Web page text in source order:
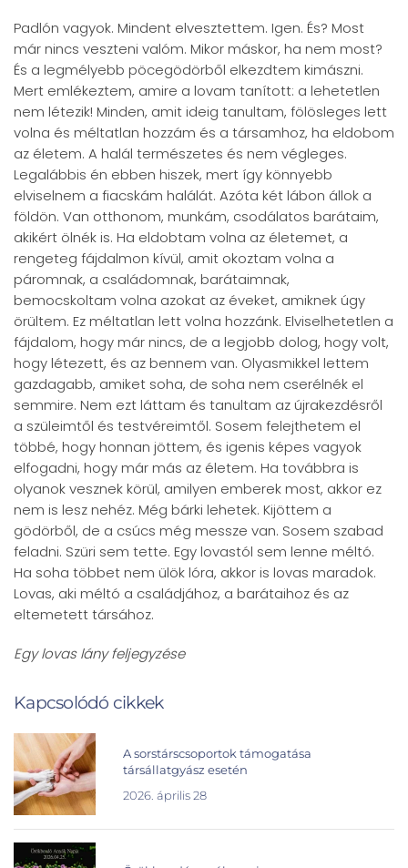
Padlón vagyok. Mindent elvesztettem. Igen. És? Most
már nincs veszteni valóm. Mikor máskor, ha nem most?
És a legmélyebb pöcegödörből elkezdtem kimászni.
Mert emlékeztem, amire a lovam tanított: a lehetetlen
nem létezik! Minden, amit ideig tanultam, fölösleges lett
volna és méltatlan hozzám és a társamhoz, ha eldobom
az életem. A halál természetes és nem végleges.
Legalábbis én ebben hiszek, mert így könnyebb
elviselnem a fiacskám halálát. Azóta két lábon állok a
földön. Van otthonom, munkám, csodálatos barátaim,
akikért ölnék is. Ha eldobtam volna az életemet, a
rengeteg fájdalmon kívül, amit okoztam volna a
páromnak, a családomnak, barátaimnak,
bemocskoltam volna azokat az éveket, amiknek úgy
örültem. Ez méltatlan lett volna hozzánk. Elviselhetetlen a
fájdalom, hogy már nincs, de a legjobb dolog, hogy volt,
hogy létezett, és az bennem van. Olyasmikkel lettem
gazdagabb, amiket soha, de soha nem cserélnék el
semmire. Nem ezt láttam és tanultam az újrakezdésről
a szüleimtől és testvéreimtől. Sosem felejthetem el
többé, hogy honnan jöttem, és igenis képes vagyok
elfogadni, hogy már más az életem. Ha továbbra is
olyanok vesznek körül, amilyen emberek most, akkor ez
nem is lesz nehéz. Még bárki lehetek. Kijöttem a
gödörből, de a csúcs még messze van. Sosem szabad
feladni. Szüri sem tette. Egy lovastól sem lenne méltó.
Ha soha többet nem ülök lóra, akkor is lovas maradok.
Lovas, aki méltó a családjához, a barátaihoz és az
eltemetett társához.
Egy lovas lány feljegyzése
Kapcsolódó cikkek
A sorstárscsoportok támogatása
társállatgyász esetén
2026. április 28